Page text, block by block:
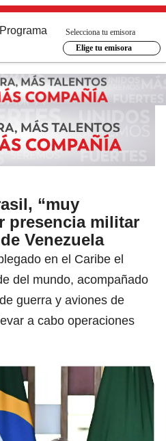
Programa
Selecciona tu emisora
Elige tu emisora
“muy
presencia militar
Venezuela
en el Caribe el
del mundo, acompañado
guerra y aviones de
a cabo operaciones